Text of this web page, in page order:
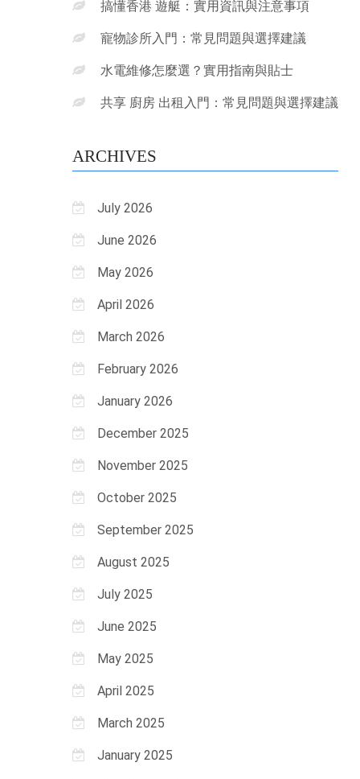
搞懂香港 遊艇：實用資訊與注意事項
寵物診所入門：常見問題與選擇建議
水電維修怎麼選？實用指南與貼士
共享 廚房 出租入門：常見問題與選擇建議
ARCHIVES
July 2026
June 2026
May 2026
April 2026
March 2026
February 2026
January 2026
December 2025
November 2025
October 2025
September 2025
August 2025
July 2025
June 2025
May 2025
April 2025
March 2025
January 2025